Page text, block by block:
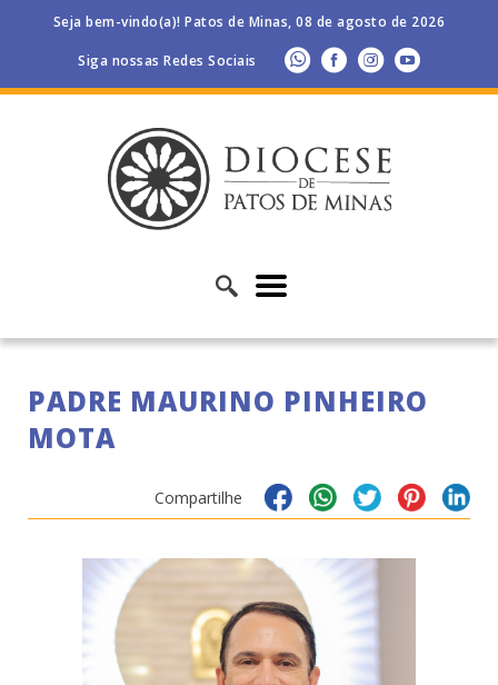
Seja bem-vindo(a)! Patos de Minas, 08 de agosto de 2026
Siga nossas Redes Sociais
PADRE MAURINO PINHEIRO
MOTA
Compartilhe